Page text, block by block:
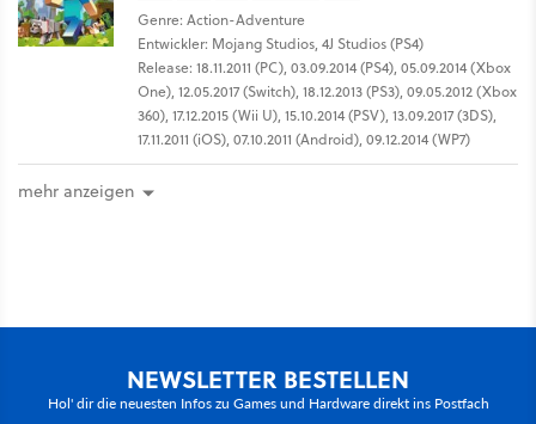
Genre: Action-Adventure
Entwickler: Mojang Studios, 4J Studios (PS4)
Release: 18.11.2011 (PC), 03.09.2014 (PS4), 05.09.2014 (Xbox
One), 12.05.2017 (Switch), 18.12.2013 (PS3), 09.05.2012 (Xbox
360), 17.12.2015 (Wii U), 15.10.2014 (PSV), 13.09.2017 (3DS),
17.11.2011 (iOS), 07.10.2011 (Android), 09.12.2014 (WP7)
mehr anzeigen
NEWSLETTER BESTELLEN
Hol' dir die neuesten Infos zu Games und Hardware direkt ins Postfach